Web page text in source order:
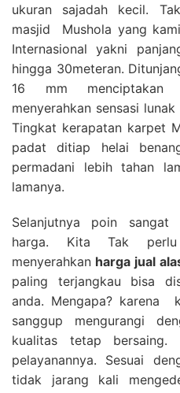
ukuran sajadah kecil.
masjid Mushola yang
Internasional yakni
hingga 30meteran.
16 mm menciptakan
menyerahkan sensasi
Tingkat kerapatan karpet
padat ditiap helai
permadani lebih tahan
lamanya.
Selanjutnya poin sangat
harga. Kita Tak
menyerahkan harga jual
paling terjangkau bisa
anda. Mengapa? karena
sanggup mengurangi
kualitas tetap
pelayanannya. Sesuai
tidak jarang kali